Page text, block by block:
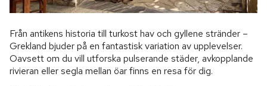
Från antikens historia till turkost hav och gyllene stränder –
Grekland bjuder på en fantastisk variation av upplevelser.
Oavsett om du vill utforska pulserande städer, avkopplande
rivieran eller segla mellan öar finns en resa för dig.